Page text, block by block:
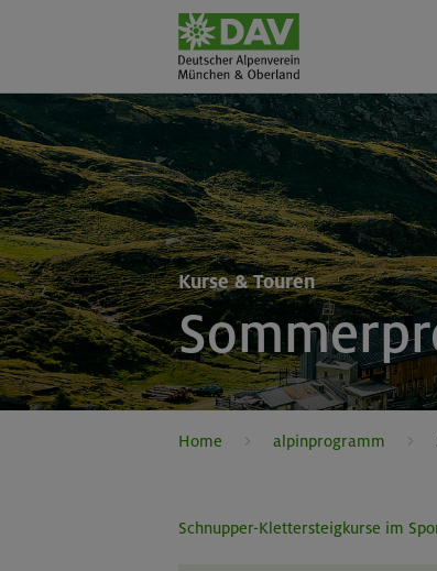
Kurse & Touren
Home alpinprogramm
Schnupper-Klettersteigkurse im